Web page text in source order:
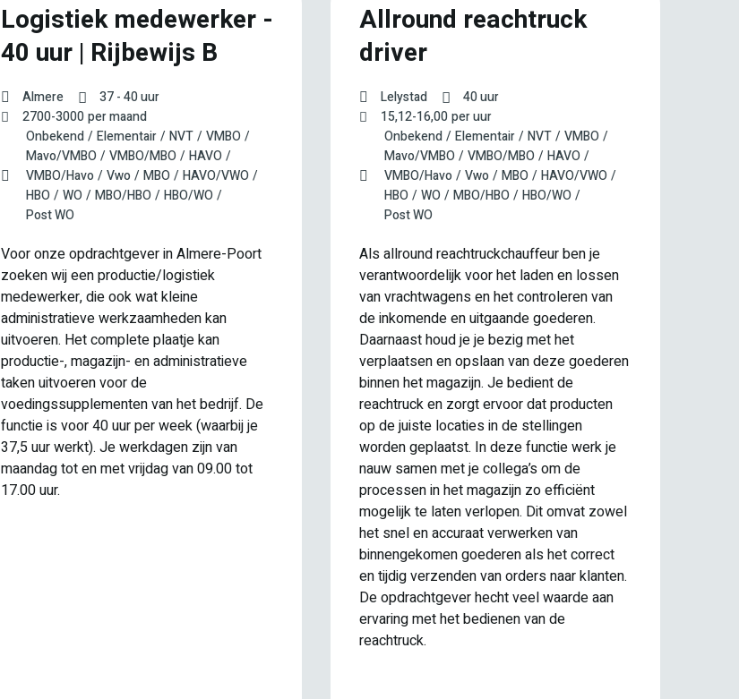
Logistiek medewerker -
40 uur | Rijbewijs B
Almere
37 - 40 uur
2700-3000per maand
Onbekend
Elementair NVT
VMBO
Mavo/VMBO
VMBO/MBO
HAVO
VMBO/Havo
Vwo MBO
HAVO/VWO
HBO
WO MBO/HBO
HBO/WO
Post WO
Voor onze opdrachtgever in Almere-Poort
zoeken wij een productie/logistiek
medewerker, die ook wat kleine
administratieve werkzaamheden kan
uitvoeren. Het complete plaatje kan
productie-, magazijn- en administratieve
taken uitvoeren voor de
voedingssupplementen van het bedrijf. De
functie is voor 40 uur per week (waarbij je
37,5 uur werkt). Je werkdagen zijn van
maandag tot en met vrijdag van 09.00 tot
17.00 uur.
Allround reachtruck
driver
Lelystad
40 uur
15,12-16,00per uur
Onbekend
Elementair NVT
VMBO
Mavo/VMBO
VMBO/MBO
HAVO
VMBO/Havo
Vwo MBO
HAVO/VWO
HBO
WO MBO/HBO
HBO/WO
Post WO
Als allround reachtruckchauffeur ben je
verantwoordelijk voor het laden en lossen
van vrachtwagens en het controleren van
de inkomende en uitgaande goederen.
Daarnaast houd je je bezig met het
verplaatsen en opslaan van deze goederen
binnen het magazijn. Je bedient de
reachtruck en zorgt ervoor dat producten
op de juiste locaties in de stellingen
worden geplaatst. In deze functie werk je
nauw samen met je collega’s om de
processen in het magazijn zo efficiënt
mogelijk te laten verlopen. Dit omvat zowel
het snel en accuraat verwerken van
binnengekomen goederen als het correct
en tijdig verzenden van orders naar klanten.
De opdrachtgever hecht veel waarde aan
ervaring met het bedienen van de
reachtruck.